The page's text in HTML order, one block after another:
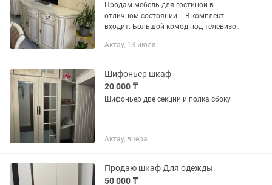
Продам мебель для гостиной в
отличном состоянии. В комплект
входит: Большой комод под телевизор
два вместительных пенала для
Актау, 13 июля
Шифоньер шкаф
20 000 ₸
Шифоньер две секции и полка сбоку
Актау, вчера
Продаю шкаф Для одежды.
50 000 ₸